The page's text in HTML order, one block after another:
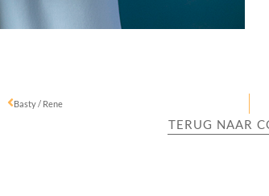
Basty / Rene
TERUG NAAR